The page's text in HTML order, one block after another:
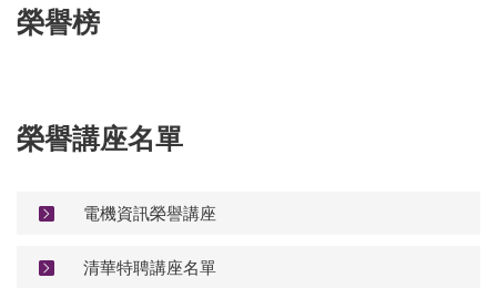
區
榮譽榜
榮譽講座名單
電機資訊榮譽講座
清華特聘講座名單